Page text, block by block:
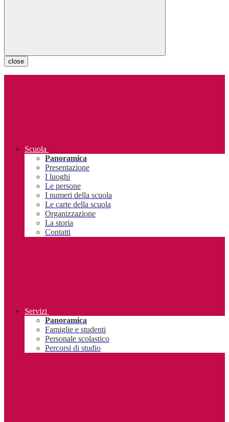
close
Scuola
Panoramica
Presentazione
I luoghi
Le persone
I numeri della scuola
Le carte della scuola
Organizzazione
La storia
Contatti
Servizi
Panoramica
Famiglie e studenti
Personale scolastico
Percorsi di studio